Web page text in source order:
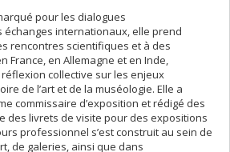
pour les dialogues
internationaux, elle prend
rencontres scientifiques et à des
France, en Allemagne et en Inde,
collective sur les enjeux
de l’art et de la muséologie. Elle a
commissaire d’exposition et rédigé des
des livrets de visite pour des expositions
professionnel s’est construit au sein de
de galeries, ainsi que dans